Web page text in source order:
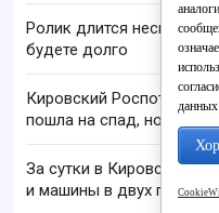
Ролик длится
будете долго
Кировский
пошла на спад, но
За сутки в Кировской
и машины в двух пожарах